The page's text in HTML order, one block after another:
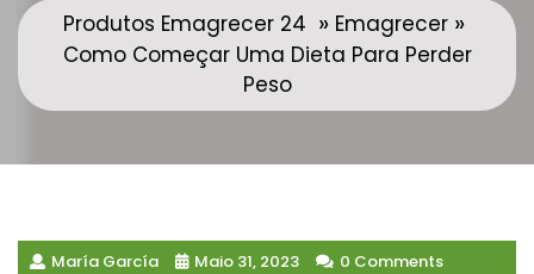
Produtos Emagrecer 24 » Emagrecer »
Como Começar Uma Dieta Para Perder
Peso
María García Maio 31, 2023 0 Comments